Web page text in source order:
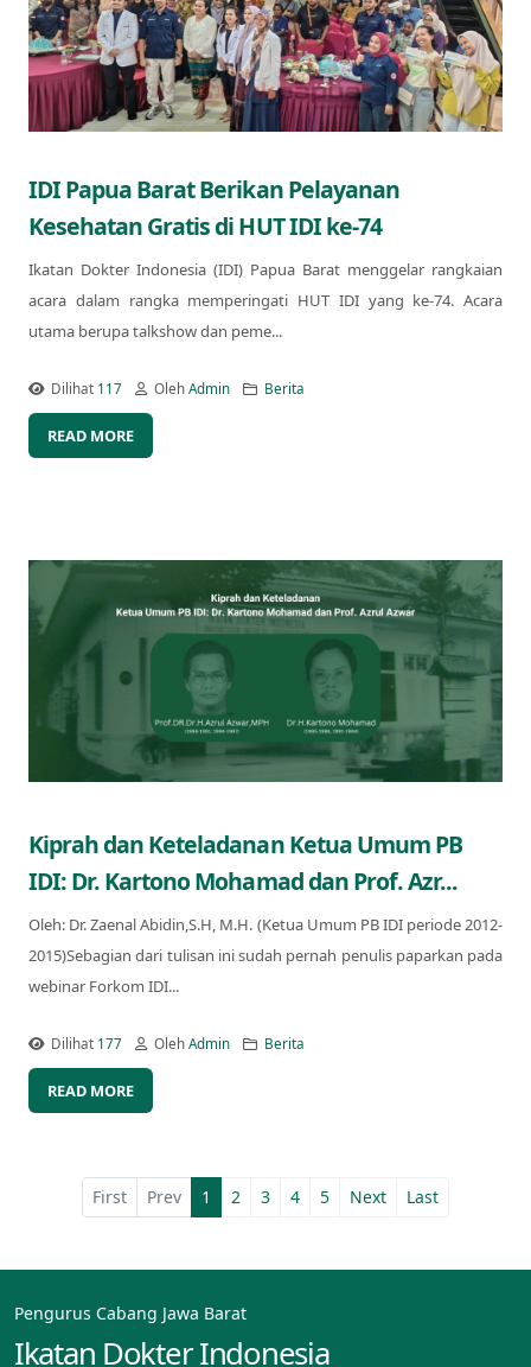
IDI Papua Barat Berikan Pelayanan
Kesehatan Gratis di HUT IDI ke-74
Ikatan Dokter Indonesia (IDI) Papua Barat menggelar rangkaian
acara dalam rangka memperingati HUT IDI yang ke-74. Acara
utama berupa talkshow dan peme...
Dilihat 117 OlehAdmin Berita
READ MORE
Kiprah dan Keteladanan Ketua Umum PB
IDI: Dr. Kartono Mohamad dan Prof. Azr...
Oleh: Dr. Zaenal Abidin,S.H, M.H. (Ketua Umum PB IDI periode 2012-
2015)Sebagian dari tulisan ini sudah pernah penulis paparkan pada
webinar Forkom IDI...
Dilihat 177 OlehAdmin Berita
READ MORE
First Prev 1 2 3 4 5 Next Last
Pengurus Cabang Jawa Barat
Ikatan Dokter Indonesia